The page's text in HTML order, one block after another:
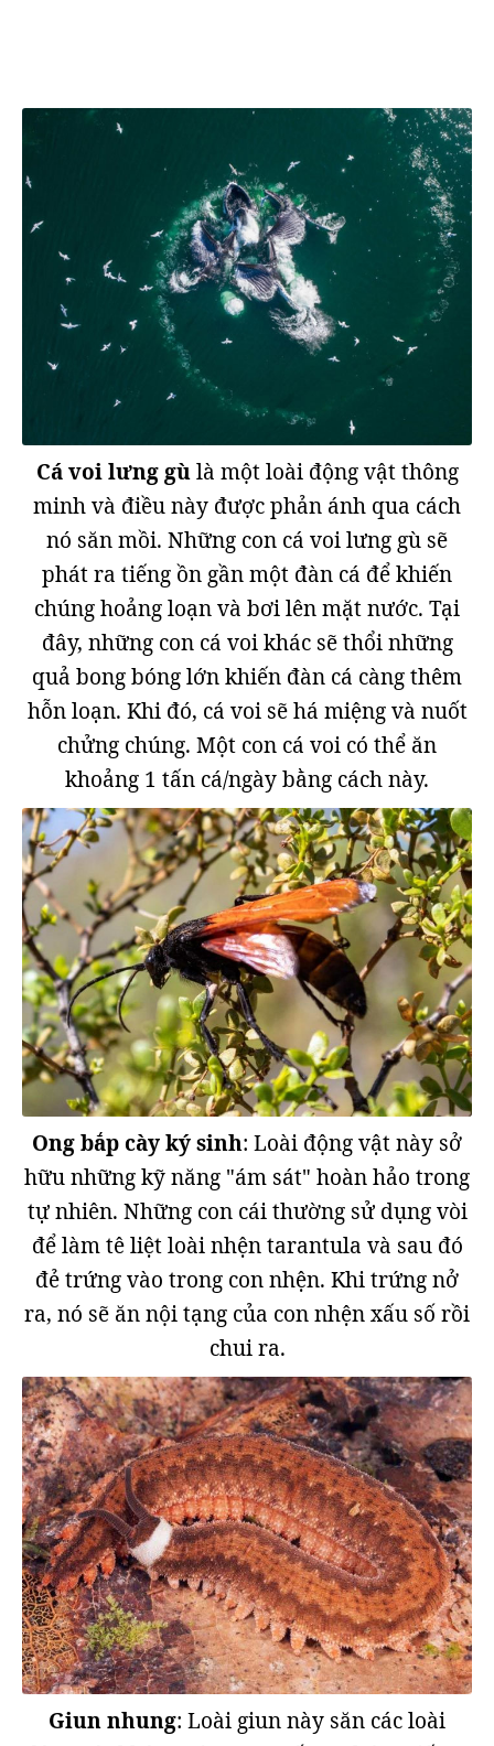
Cá voi lưng gùlà một loài động vật thông
minh và điều này được phản ánh qua cách
nó săn mồi. Những con cá voi lưng gù sẽ
phát ra tiếng ồn gần một đàn cá để khiến
chúng hoảng loạn và bơi lên mặt nước. Tại
đây, những con cá voi khác sẽ thổi những
quả bong bóng lớn khiến đàn cá càng thêm
hỗn loạn. Khi đó, cá voi sẽ há miệng và nuốt
chửng chúng. Một con cá voi có thể ăn
khoảng 1 tấn cá/ngày bằng cách này.
Ong bắp cày ký sinh: Loài động vật này sở
hữu những kỹ năng "ám sát" hoàn hảo trong
tự nhiên. Những con cái thường sử dụng vòi
để làm tê liệt loài nhện tarantula và sau đó
đẻ trứng vào trong con nhện. Khi trứng nở
ra, nó sẽ ăn nội tạng của con nhện xấu số rồi
chui ra.
Giun nhung: Loài giun này săn các loài